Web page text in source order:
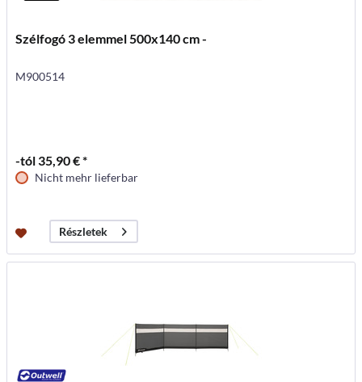
Szélfogó 3 elemmel 500x140 cm -
M900514
-tól 35,90 € *
Nicht mehr lieferbar
Részletek